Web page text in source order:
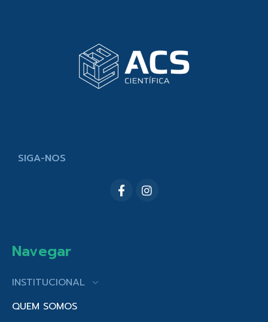
SIGA-NOS
Navegar
INSTITUCIONAL
QUEM SOMOS